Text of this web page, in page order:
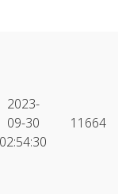
2023-
09-30
02:54:30
11664